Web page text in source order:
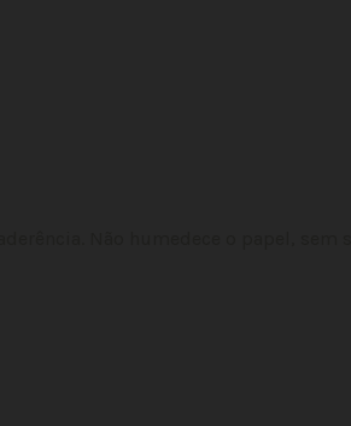
Não humedece o papel, sem